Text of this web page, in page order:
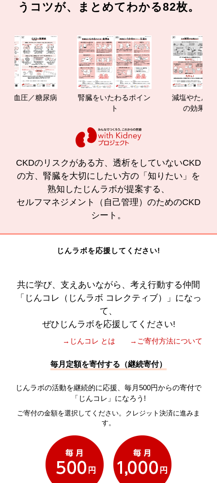
うコツが、まとめてわかる82枚。
糖尿病
腎臓をいたわるポイン
減塩やたんぱく質管理
の効果と重要性
CKDのリスクがある方、透析をしていないCKD
の方、腎臓を大切にしたい方の「知りたい」を
熟知したじんラボが提案する、
セルフマネジメント（自己管理）のためのCKD
シート。
じんラボを応援してください!
共に学び、支えあいながら、考え行動する仲間
「じんコレ（じんラボ コレクティブ）」になっ
て、
ぜひじんラボを応援してください!
→じんコレ とは →ご寄付方法について
毎月定額を寄付する（継続寄付）
じんラボの活動を継続的に応援、毎月500円からの寄付で
「じんコレ」になろう!
ご寄付の金額を選択してください。クレジット決済に進みま
す。